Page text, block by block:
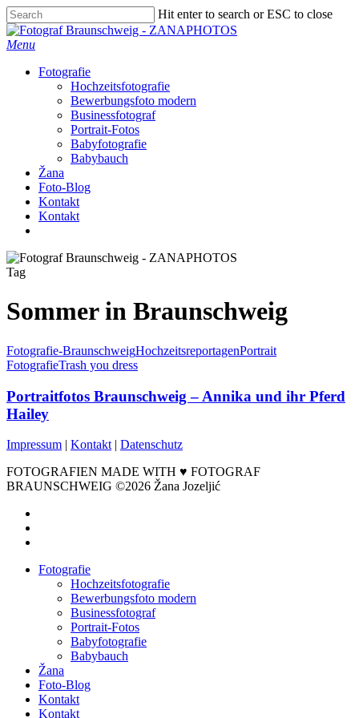
Skip
to
main
Hit enter to search or ESC to close
Close
Search
Menu
Fotografie
Hochzeitsfotografie
Bewerbungsfoto modern
Businessfotograf
Portrait-Fotos
Babyfotografie
Babybauch
Žana
Foto-Blog
Kontakt
Kontakt
Tag
Sommer in Braunschweig
Fotografie-BraunschweigHochzeitsreportagenPortrait
FotografieTrash you dress
Portraitfotos Braunschweig – Annika und ihr Pferd
Hailey
Impressum | Kontakt | Datenschutz
FOTOGRAFIEN MADE WITH ♥ FOTOGRAF
BRAUNSCHWEIG ©2026 Žana Jozeljić
Close
Fotografie
Hochzeitsfotografie
Bewerbungsfoto modern
Businessfotograf
Portrait-Fotos
Babyfotografie
Babybauch
Žana
Foto-Blog
Kontakt
Kontakt